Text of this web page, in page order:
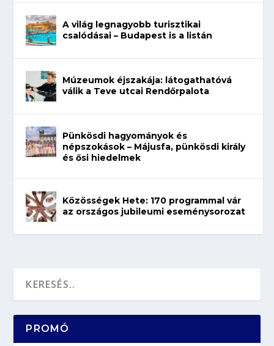
A világ legnagyobb turisztikai
csalódásai – Budapest is a listán
Múzeumok éjszakája: látogathatóvá
válik a Teve utcai Rendőrpalota
Pünkösdi hagyományok és
népszokások – Májusfa, pünkösdi király
és ősi hiedelmek
Közösségek Hete: 170 programmal vár
az országos jubileumi eseménysorozat
PROMÓ